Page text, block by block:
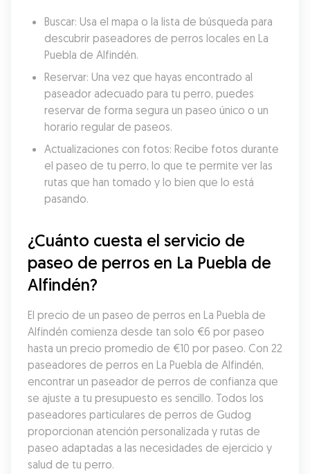
Buscar: Usa el mapa o la lista de búsqueda para
descubrir paseadores de perros locales en La
Puebla de Alfindén.
Reservar: Una vez que hayas encontrado al
paseador adecuado para tu perro, puedes
reservar de forma segura un paseo único o un
horario regular de paseos.
Actualizaciones con fotos: Recibe fotos durante
el paseo de tu perro, lo que te permite ver las
rutas que han tomado y lo bien que lo está
pasando.
¿Cuánto cuesta el servicio de
paseo de perros en La Puebla de
Alfindén?
El precio de un paseo de perros en La Puebla de
Alfindén comienza desde tan solo €6 por paseo
hasta un precio promedio de €10 por paseo. Con 22
paseadores de perros en La Puebla de Alfindén,
encontrar un paseador de perros de confianza que
se ajuste a tu presupuesto es sencillo. Todos los
paseadores particulares de perros de Gudog
proporcionan atención personalizada y rutas de
paseo adaptadas a las necesidades de ejercicio y
salud de tu perro.